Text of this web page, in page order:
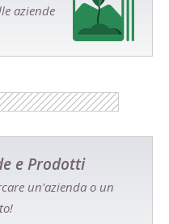
aziende
e Prodotti
un'azienda o un